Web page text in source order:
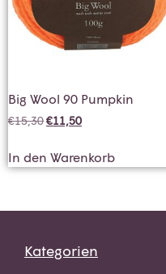
Big Wool 90 Pumpkin
€15,30€11,50
In den Warenkorb
Kategorien